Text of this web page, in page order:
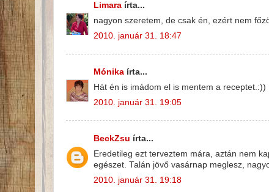
Limara írta...
nagyon szeretem, de csak én, ezért nem
2010. január 31. 18:47
Mónika írta...
Hát én is imádom el is mentem a receptet.:))
2010. január 31. 19:05
BeckZsu írta...
Eredetileg ezt terveztem mára, aztán nem
egészet. Talán jövő vasárnap meglesz,
2010. január 31. 19:18